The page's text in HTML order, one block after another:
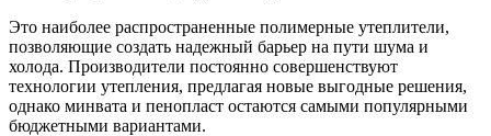
Это наиболее распространенные полимерные утеплители,
позволяющие создать надежный барьер на пути шума и
холода. Производители постоянно совершенствуют
технологии утепления, предлагая новые выгодные решения,
однако минвата и пенопласт остаются самыми популярными
бюджетными вариантами.